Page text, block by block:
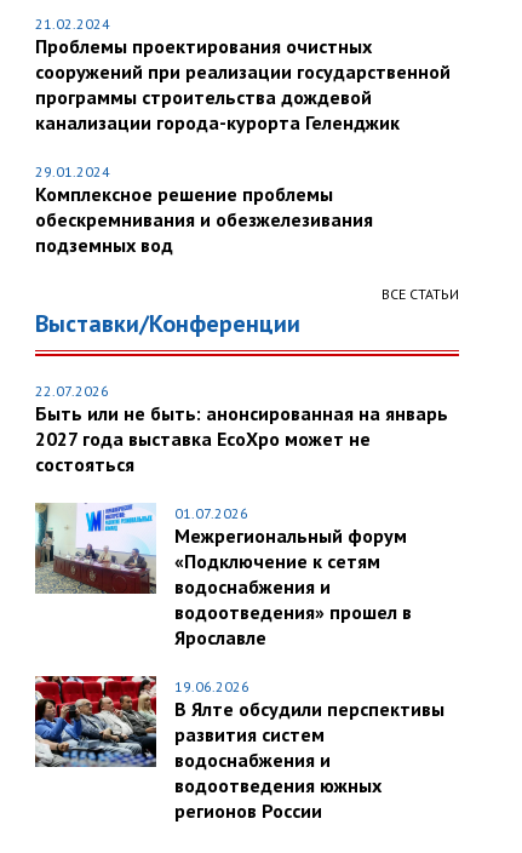
21.02.2024
Проблемы проектирования очистных
сооружений при реализации государственной
программы строительства дождевой
канализации города-курорта Геленджик
29.01.2024
Комплексное решение проблемы
обескремнивания и обезжелезивания
подземных вод
ВСЕ СТАТЬИ
Выставки/Конференции
22.07.2026
Быть или не быть: анонсированная на январь
2027 года выставка EcoXpo может не
состояться
01.07.2026
Межрегиональный форум
«Подключение к сетям
водоснабжения и
водоотведения» прошел в
Ярославле
19.06.2026
В Ялте обсудили перспективы
развития систем
водоснабжения и
водоотведения южных
регионов России